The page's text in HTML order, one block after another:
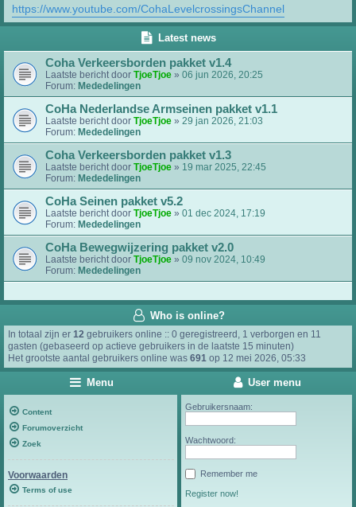
https://www.youtube.com/CohaLevelcrossingsChannel
Latest news
Coha Verkeersborden pakket v1.4
Laatste bericht door TjoeTjoe » 06 jun 2026, 20:25
Forum: Mededelingen
CoHa Nederlandse Armseinen pakket v1.1
Laatste bericht door TjoeTjoe » 29 jan 2026, 21:03
Forum: Mededelingen
Coha Verkeersborden pakket v1.3
Laatste bericht door TjoeTjoe » 19 mar 2025, 22:45
Forum: Mededelingen
CoHa Seinen pakket v5.2
Laatste bericht door TjoeTjoe » 01 dec 2024, 17:19
Forum: Mededelingen
CoHa Bewegwijzering pakket v2.0
Laatste bericht door TjoeTjoe » 09 nov 2024, 10:49
Forum: Mededelingen
Who is online?
In totaal zijn er 12 gebruikers online :: 0 geregistreerd, 1 verborgen en 11
gasten (gebaseerd op actieve gebruikers in de laatste 15 minuten)
Het grootste aantal gebruikers online was 691 op 12 mei 2026, 05:33
Menu
Content
Forumoverzicht
Zoek
Voorwaarden
Terms of use
User menu
Gebruikersnaam:
Wachtwoord:
Remember me
Register now!